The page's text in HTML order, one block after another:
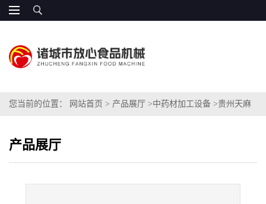
您当前的位置： 网站首页 > 产品展厅 >中药材加工设备 >贵州天麻
产品展厅